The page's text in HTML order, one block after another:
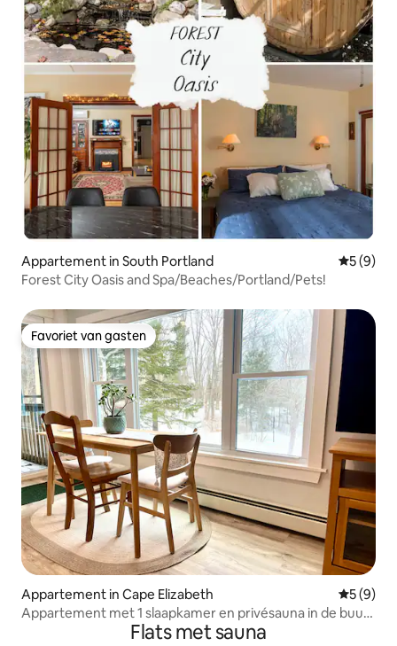
Appartement in South Portland
5 (9)
Forest City Oasis and Spa/Beaches/Portland/Pets!
Favoriet van gasten
Favoriet van gasten
Appartement in Cape Elizabeth
5 (9)
Appartement met 1 slaapkamer en privésauna in de buurt
Flats met sauna